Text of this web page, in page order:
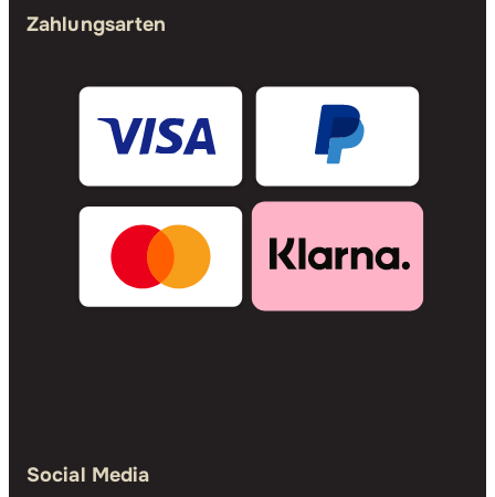
Zahlungsarten
Social Media